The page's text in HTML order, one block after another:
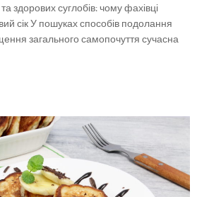
здорових суглобів: чому фахівці
сік У пошуках способів подолання
загального самопочуття сучасна